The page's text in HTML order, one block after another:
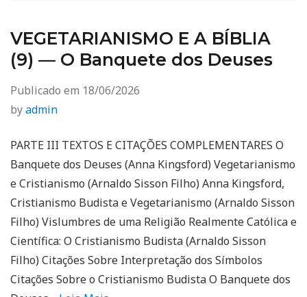
VEGETARIANISMO E A BÍBLIA
(9) — O Banquete dos Deuses
Publicado em 18/06/2026
byadmin
PARTE III TEXTOS E CITAÇÕES COMPLEMENTARES O
Banquete dos Deuses (Anna Kingsford) Vegetarianismo
e Cristianismo (Arnaldo Sisson Filho) Anna Kingsford,
Cristianismo Budista e Vegetarianismo (Arnaldo Sisson
Filho) Vislumbres de uma Religião Realmente Católica e
Científica: O Cristianismo Budista (Arnaldo Sisson
Filho) Citações Sobre Interpretação dos Símbolos
Citações Sobre o Cristianismo Budista O Banquete dos